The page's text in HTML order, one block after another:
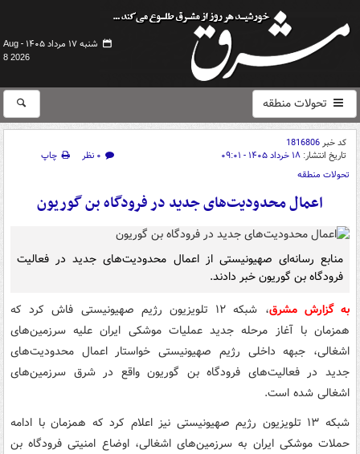
شنبه ۱۷ مرداد ۱۴۰۵ -
Aug
8 2026
تحولات منطقه
کد خبر1816806
تاریخ انتشار: ۱۸ خرداد ۱۴۰۵ - ۰۹:۰۱ ۰ نظر
چاپ
تحولات منطقه
اعمال محدودیت‌های جدید در فرودگاه بن گوریون
منابع رسانه‌ای صهیونیستی از اعمال محدودیت‌های جدید در فعالیت
فرودگاه بن گوریون خبر دادند.
به گزارش مشرق
، شبکه ۱۲ تلویزیون رژیم صهیونیستی فاش کرد که
همزمان با آغاز مرحله جدید عملیات موشکی ایران علیه سرزمین‌های
اشغالی، جبهه داخلی رژیم صهیونیستی خواستار اعمال محدودیت‌های
جدید در فعالیت‌های فرودگاه بن گوریون واقع در شرق سرزمین‌های
اشغالی شده است.
شبکه ۱۳ تلویزیون رژیم صهیونیستی نیز اعلام کرد که همزمان با ادامه
حملات موشکی ایران به سرزمین‌های اشغالی، اوضاع امنیتی فرودگاه بن